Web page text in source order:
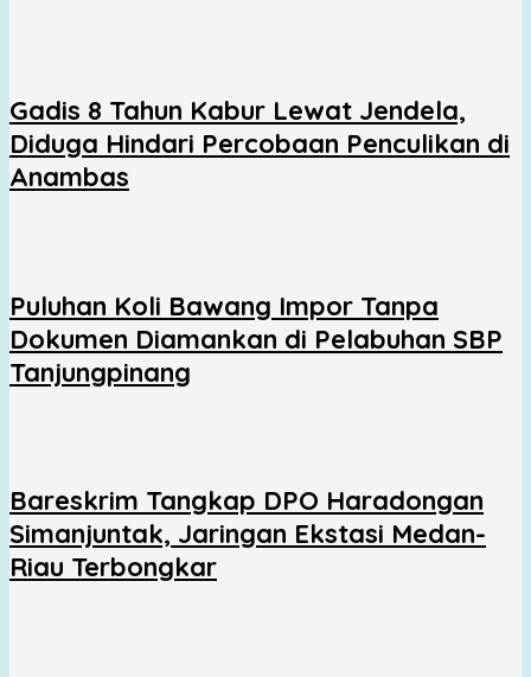
Gadis 8 Tahun Kabur Lewat Jendela,
Diduga Hindari Percobaan Penculikan di
Anambas
Puluhan Koli Bawang Impor Tanpa
Dokumen Diamankan di Pelabuhan SBP
Tanjungpinang
Bareskrim Tangkap DPO Haradongan
Simanjuntak, Jaringan Ekstasi Medan-
Riau Terbongkar